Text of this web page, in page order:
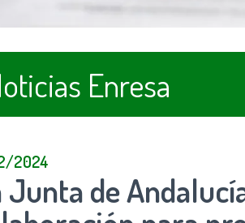
Enresa
2024
Junta de